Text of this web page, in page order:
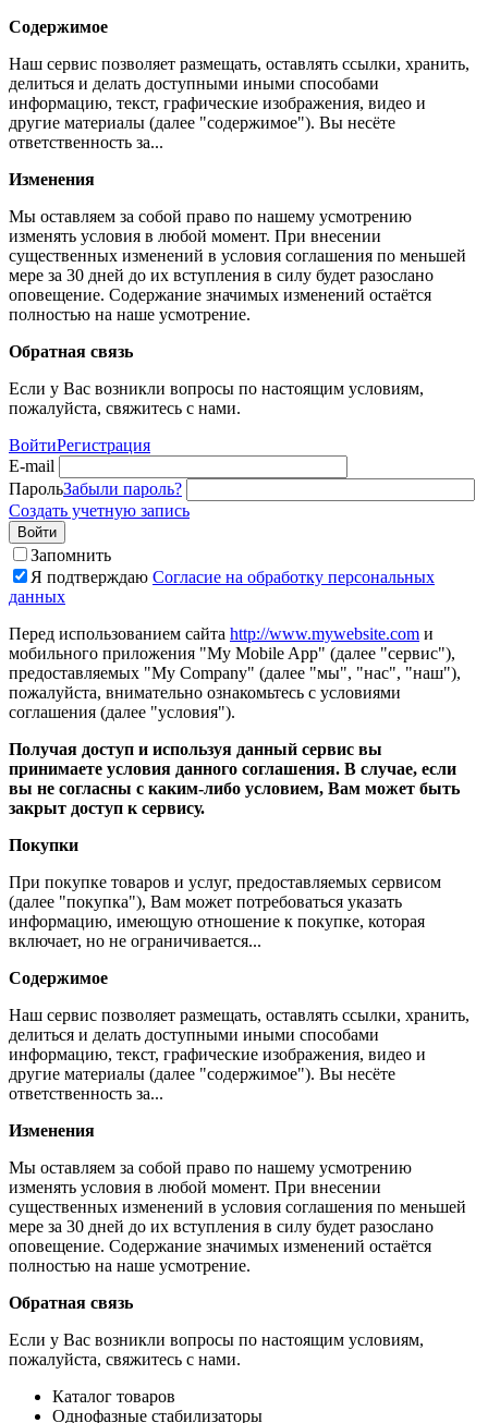
Содержимое
Наш сервис позволяет размещать, оставлять ссылки, хранить,
делиться и делать доступными иными способами
информацию, текст, графические изображения, видео и
другие материалы (далее "содержимое"). Вы несёте
ответственность за...
Изменения
Мы оставляем за собой право по нашему усмотрению
изменять условия в любой момент. При внесении
существенных изменений в условия соглашения по меньшей
мере за 30 дней до их вступления в силу будет разослано
оповещение. Содержание значимых изменений остаётся
полностью на наше усмотрение.
Обратная связь
Если у Вас возникли вопросы по настоящим условиям,
пожалуйста, свяжитесь с нами.
ВойтиРегистрация
E-mail
ПарольЗабыли пароль?
Создать учетную запись
Войти
Запомнить
Я подтверждаю Согласие на обработку персональных
данных
Перед использованием сайта http://www.mywebsite.com и
мобильного приложения "My Mobile App" (далее "сервис"),
предоставляемых "My Company" (далее "мы", "нас", "наш"),
пожалуйста, внимательно ознакомьтесь с условиями
соглашения (далее "условия").
Получая доступ и используя данный сервис вы
принимаете условия данного соглашения. В случае, если
вы не согласны с каким-либо условием, Вам может быть
закрыт доступ к сервису.
Покупки
При покупке товаров и услуг, предоставляемых сервисом
(далее "покупка"), Вам может потребоваться указать
информацию, имеющую отношение к покупке, которая
включает, но не ограничивается...
Содержимое
Наш сервис позволяет размещать, оставлять ссылки, хранить,
делиться и делать доступными иными способами
информацию, текст, графические изображения, видео и
другие материалы (далее "содержимое"). Вы несёте
ответственность за...
Изменения
Мы оставляем за собой право по нашему усмотрению
изменять условия в любой момент. При внесении
существенных изменений в условия соглашения по меньшей
мере за 30 дней до их вступления в силу будет разослано
оповещение. Содержание значимых изменений остаётся
полностью на наше усмотрение.
Обратная связь
Если у Вас возникли вопросы по настоящим условиям,
пожалуйста, свяжитесь с нами.
Каталог товаров
Однофазные стабилизаторы